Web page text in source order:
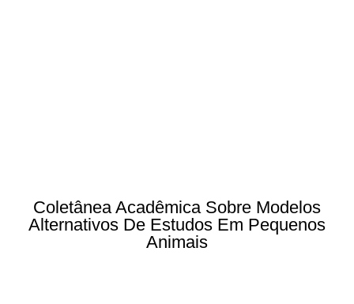
Coletânea Acadêmica Sobre Modelos
Alternativos De Estudos Em Pequenos
Animais